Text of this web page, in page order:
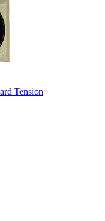
Tension